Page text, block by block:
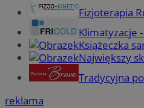
Fizjoterapia
Klimatyzacje
Książeczka
Największy
Tradycyjna
reklama